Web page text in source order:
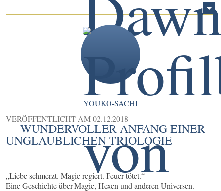
YOUKO-SACHI
VERÖFFENTLICHT AM02.12.2018
WUNDERVOLLER ANFANG EINER
UNGLAUBLICHEN TRIOLOGIE
„Liebe schmerzt. Magie regiert. Feuer tötet.“
Eine Geschichte über Magie, Hexen und anderen Universen.